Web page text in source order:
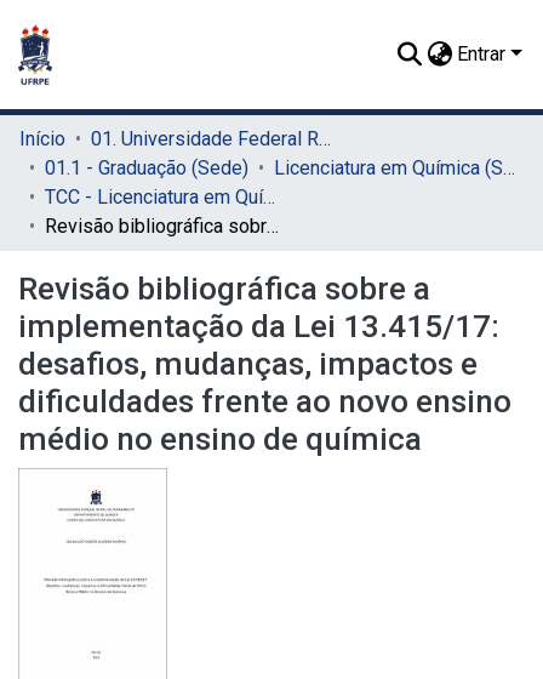
Entrar
Início
01. Universidade Federal Rural de Pernambuco - UFRPE (Sede)
01.1 - Graduação (Sede)
Licenciatura em Química (Sede)
TCC - Licenciatura em Química (Sede)
Revisão bibliográfica sobre a implementação da Lei 13.415/17: desafios, mudanças, impactos e dificuldades frente ao novo ensino médio no ensino de química
Revisão bibliográfica sobre a
implementação da Lei 13.415/17:
desafios, mudanças, impactos e
dificuldades frente ao novo ensino
médio no ensino de química